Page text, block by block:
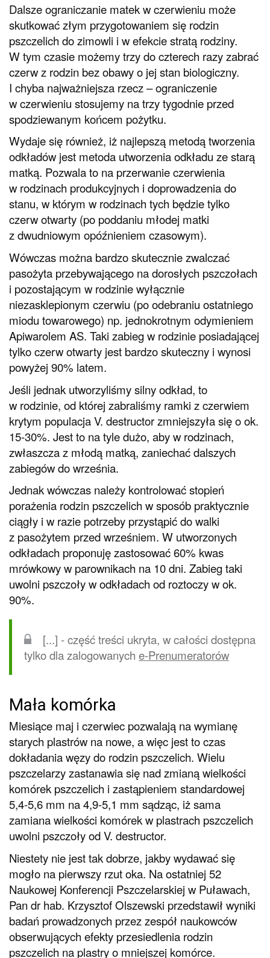
Dalsze ograniczanie matek w czerwieniu może
skutkować złym przygotowaniem się rodzin
pszczelich do zimowli i w efekcie stratą rodziny.
W tym czasie możemy trzy do czterech razy zabrać
czerw z rodzin bez obawy o jej stan biologiczny.
I chyba najważniejsza rzecz – ograniczenie
w czerwieniu stosujemy na trzy tygodnie przed
spodziewanym końcem pożytku.
Wydaje się również, iż najlepszą metodą tworzenia
odkładów jest metoda utworzenia odkładu ze starą
matką. Pozwala to na przerwanie czerwienia
w rodzinach produkcyjnych i doprowadzenia do
stanu, w którym w rodzinach tych będzie tylko
czerw otwarty (po poddaniu młodej matki
z dwudniowym opóźnieniem czasowym).
Wówczas można bardzo skutecznie zwalczać
pasożyta przebywającego na dorosłych pszczołach
i pozostającym w rodzinie wyłącznie
niezasklepionym czerwiu (po odebraniu ostatniego
miodu towarowego) np. jednokrotnym odymieniem
Apiwarolem AS. Taki zabieg w rodzinie posiadającej
tylko czerw otwarty jest bardzo skuteczny i wynosi
powyżej 90% latem.
Jeśli jednak utworzyliśmy silny odkład, to
w rodzinie, od której zabraliśmy ramki z czerwiem
krytym populacja V. destructor zmniejszyła się o ok.
15-30%. Jest to na tyle dużo, aby w rodzinach,
zwłaszcza z młodą matką, zaniechać dalszych
zabiegów do września.
Jednak wówczas należy kontrolować stopień
porażenia rodzin pszczelich w sposób praktycznie
ciągły i w razie potrzeby przystąpić do walki
z pasożytem przed wrześniem. W utworzonych
odkładach proponuję zastosować 60% kwas
mrówkowy w parownikach na 10 dni. Zabieg taki
uwolni pszczoły w odkładach od roztoczy w ok.
90%.
[...] - część treści ukryta, w całości dostępna
tylko dla zalogowanych e-Prenumeratorów
Mała komórka
Miesiące maj i czerwiec pozwalają na wymianę
starych plastrów na nowe, a więc jest to czas
dokładania węzy do rodzin pszczelich. Wielu
pszczelarzy zastanawia się nad zmianą wielkości
komórek pszczelich i zastąpieniem standardowej
5,4-5,6 mm na 4,9-5,1 mm sądząc, iż sama
zamiana wielkości komórek w plastrach pszczelich
uwolni pszczoły od V. destructor.
Niestety nie jest tak dobrze, jakby wydawać się
mogło na pierwszy rzut oka. Na ostatniej 52
Naukowej Konferencji Pszczelarskiej w Puławach,
Pan dr hab. Krzysztof Olszewski przedstawił wyniki
badań prowadzonych przez zespół naukowców
obserwujących efekty przesiedlenia rodzin
pszczelich na plastry o mniejszej komórce.